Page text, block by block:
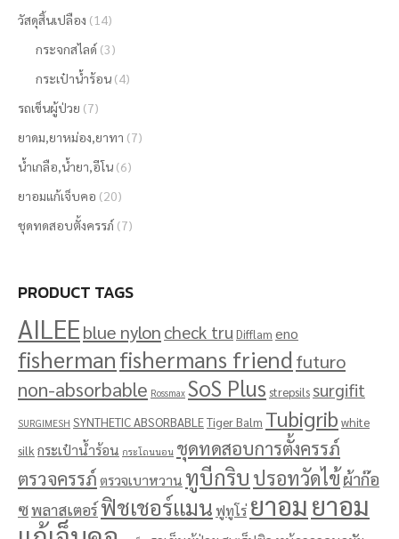
วัสดุสิ้นเปลือง (14)
กระจกสไลด์ (3)
กระเป๋าน้ำร้อน (4)
รถเข็นผู้ป่วย (7)
ยาดม,ยาหม่อง,ยาทา (7)
น้ำเกลือ,น้ำยา,อีโน (6)
ยาอมแก้เจ็บคอ (20)
ชุดทดสอบตั้งครรภ์ (7)
PRODUCT TAGS
AILEEblue nylon check tru Difflam eno
fishermanfishermans friend futuro
non-absorbable Rossmax SoS Plus strepsils surgifit
SURGIMESH SYNTHETIC ABSORBABLETiger Balm Tubigrib white
silk กระเป๋าน้ำร้อน กระโถนนอน ชุดทดสอบการตั้งครรภ์
ตรวจครรภ์ตรวจเบาหวาน ทูบีกริบ ปรอทวัดไข้ผ้าก๊อ
ซพลาสเตอร์ฟิชเชอร์แมนฟูทูโร่ ยาอมยาอม